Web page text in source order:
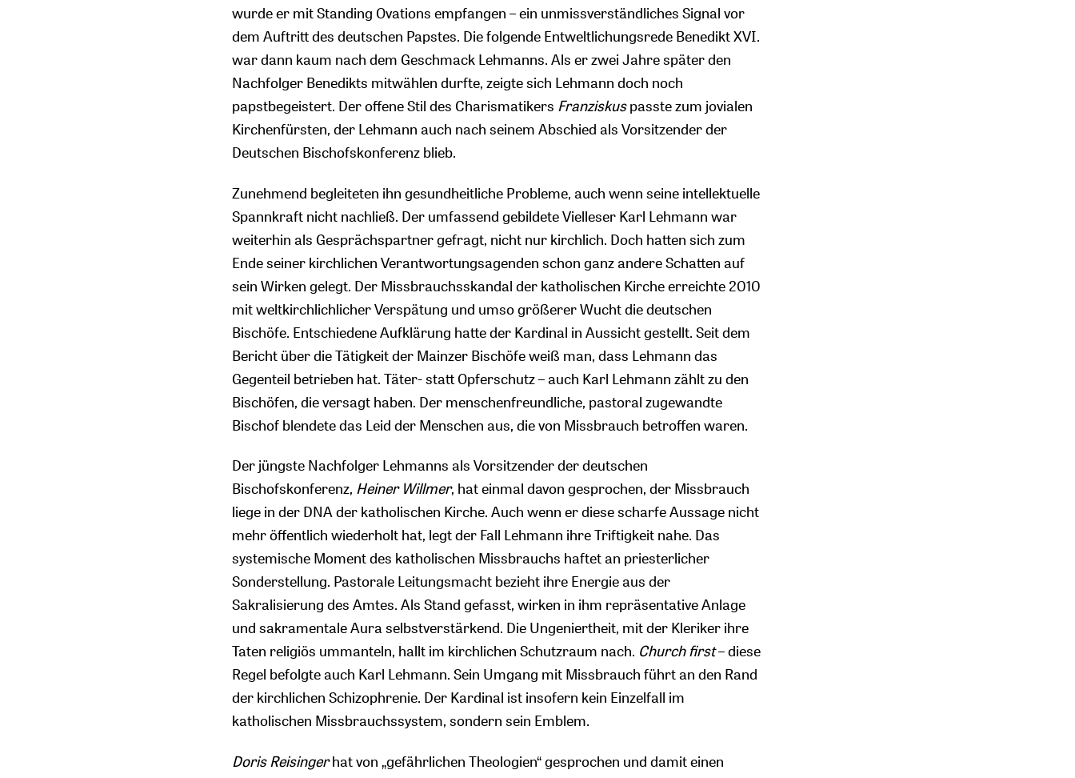
wurde er mit Standing Ovations empfangen – ein unmissverständliches Signal vor
dem Auftritt des deutschen Papstes. Die folgende Entweltlichungsrede Benedikt XVI.
war dann kaum nach dem Geschmack Lehmanns. Als er zwei Jahre später den
Nachfolger Benedikts mitwählen durfte, zeigte sich Lehmann doch noch
papstbegeistert. Der offene Stil des Charismatikers Franziskuspasste zum jovialen
Kirchenfürsten, der Lehmann auch nach seinem Abschied als Vorsitzender der
Deutschen Bischofskonferenz blieb.
Zunehmend begleiteten ihn gesundheitliche Probleme, auch wenn seine intellektuelle
Spannkraft nicht nachließ. Der umfassend gebildete Vielleser Karl Lehmann war
weiterhin als Gesprächspartner gefragt, nicht nur kirchlich. Doch hatten sich zum
Ende seiner kirchlichen Verantwortungsagenden schon ganz andere Schatten auf
sein Wirken gelegt. Der Missbrauchsskandal der katholischen Kirche erreichte 2010
mit weltkirchlichlicher Verspätung und umso größerer Wucht die deutschen
Bischöfe. Entschiedene Aufklärung hatte der Kardinal in Aussicht gestellt. Seit dem
Bericht über die Tätigkeit der Mainzer Bischöfe weiß man, dass Lehmann das
Gegenteil betrieben hat. Täter- statt Opferschutz – auch Karl Lehmann zählt zu den
Bischöfen, die versagt haben. Der menschenfreundliche, pastoral zugewandte
Bischof blendete das Leid der Menschen aus, die von Missbrauch betroffen waren.
Der jüngste Nachfolger Lehmanns als Vorsitzender der deutschen
Bischofskonferenz, Heiner Willmer, hat einmal davon gesprochen, der Missbrauch
liege in der DNA der katholischen Kirche. Auch wenn er diese scharfe Aussage nicht
mehr öffentlich wiederholt hat, legt der Fall Lehmann ihre Triftigkeit nahe. Das
systemische Moment des katholischen Missbrauchs haftet an priesterlicher
Sonderstellung. Pastorale Leitungsmacht bezieht ihre Energie aus der
Sakralisierung des Amtes. Als Stand gefasst, wirken in ihm repräsentative Anlage
und sakramentale Aura selbstverstärkend. Die Ungeniertheit, mit der Kleriker ihre
Taten religiös ummanteln, hallt im kirchlichen Schutzraum nach. Church first– diese
Regel befolgte auch Karl Lehmann. Sein Umgang mit Missbrauch führt an den Rand
der kirchlichen Schizophrenie. Der Kardinal ist insofern kein Einzelfall im
katholischen Missbrauchssystem, sondern sein Emblem.
Doris Reisingerhat von „gefährlichen Theologien“ gesprochen und damit einen